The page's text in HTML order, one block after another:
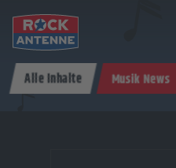
& PROGRAMM AKTIONEN & KONZERTE
Alle Inhalte Musik News